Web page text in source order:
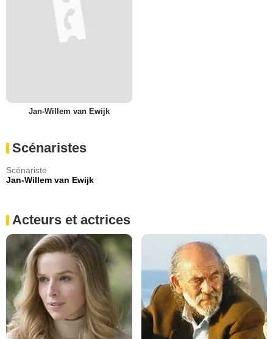
Jan-Willem van Ewijk
Scénaristes
Scénariste
Jan-Willem van Ewijk
Acteurs et actrices